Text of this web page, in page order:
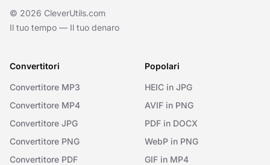
© 2026 CleverUtils.com
Il tuo tempo — Il tuo denaro
Convertitori
Convertitore MP3
Convertitore MP4
Convertitore JPG
Convertitore PNG
Convertitore PDF
Popolari
HEIC in JPG
AVIF in PNG
PDF in DOCX
WebP in PNG
GIF in MP4